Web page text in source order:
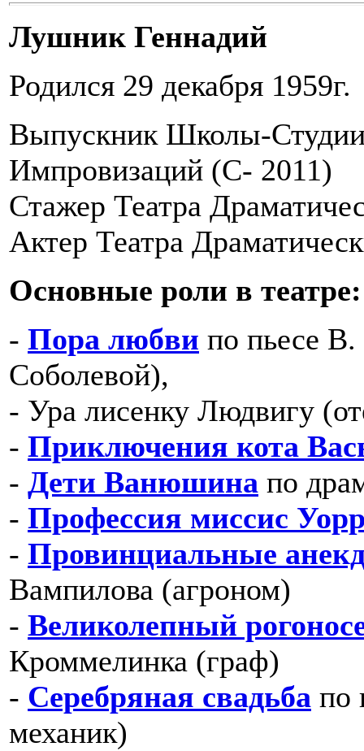
Лушник Геннадий
Родился 29 декабря 1959г.
Выпускник Школы-
Импровизаций (С- 2011)
Стажер Театра
Актер Театра
Основные роли в театре:
- Пора любви по пьесе
Соболевой),
- Ура лисенку Людвигу
- Приключения кота
- Дети Ванюшина по
- Профессия миссис
- Провинциальные
Вампилова (агроном)
- Великолепный
Кроммелинка (граф)
- Серебряная свадьба по
механик)